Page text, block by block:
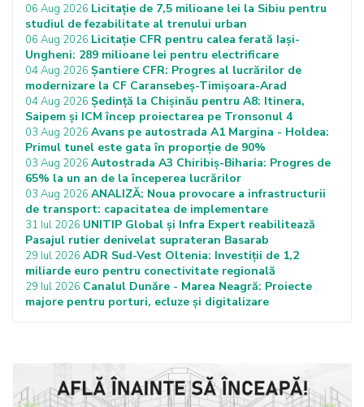
06 Aug 2026 Licitație de 7,5 milioane lei la Sibiu pentru
studiul de fezabilitate al trenului urban
06 Aug 2026 Licitație CFR pentru calea ferată Iași-
Ungheni: 289 milioane lei pentru electrificare
04 Aug 2026 Șantiere CFR: Progres al lucrărilor de
modernizare la CF Caransebeș-Timișoara-Arad
04 Aug 2026 Ședință la Chișinău pentru A8: Itinera,
Saipem și ICM încep proiectarea pe Tronsonul 4
03 Aug 2026 Avans pe autostrada A1 Margina - Holdea:
Primul tunel este gata în proporție de 90%
03 Aug 2026 Autostrada A3 Chiribiș-Biharia: Progres de
65% la un an de la începerea lucrărilor
03 Aug 2026 ANALIZĂ: Noua provocare a infrastructurii
de transport: capacitatea de implementare
31 Iul 2026 UNITIP Global și Infra Expert reabilitează
Pasajul rutier denivelat suprateran Basarab
29 Iul 2026 ADR Sud-Vest Oltenia: Investiții de 1,2
miliarde euro pentru conectivitate regională
29 Iul 2026 Canalul Dunăre - Marea Neagră: Proiecte
majore pentru porturi, ecluze și digitalizare